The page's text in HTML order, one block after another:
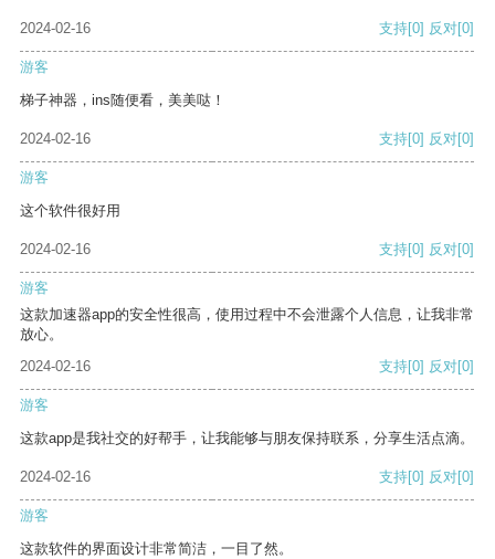
2024-02-16 支持[0] 反对[0]
游客
梯子神器，ins随便看，美美哒！
2024-02-16 支持[0] 反对[0]
游客
这个软件很好用
2024-02-16 支持[0] 反对[0]
游客
这款加速器app的安全性很高，使用过程中不会泄露个人信息，让我非常
放心。
2024-02-16
支持[0] 反对[0]
游客
这款app是我社交的好帮手，让我能够与朋友保持联系，分享生活点滴。
2024-02-16 支持[0] 反对[0]
游客
这款软件的界面设计非常简洁，一目了然。